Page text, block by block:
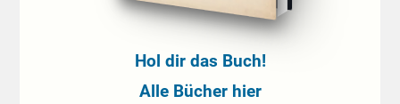
Hol dir das Buch!
Alle Bücher hier